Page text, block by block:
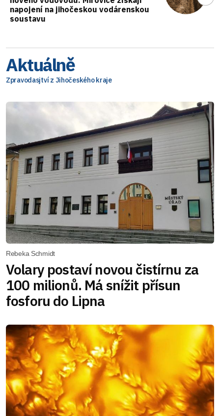
napojení na jihočeskou vodárenskou
soustavu
Aktuálně
Zpravodasjtví z Jihočeského kraje
Rebeka Schmidt
Volary postaví novou čistírnu za
100 milionů. Má snížit přísun
fosforu do Lipna